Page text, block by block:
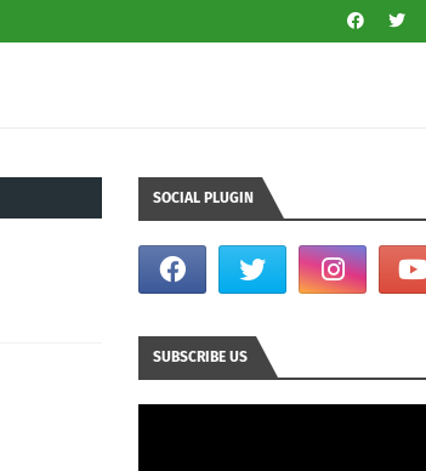
SOCIAL PLUGIN
SUBSCRIBE US